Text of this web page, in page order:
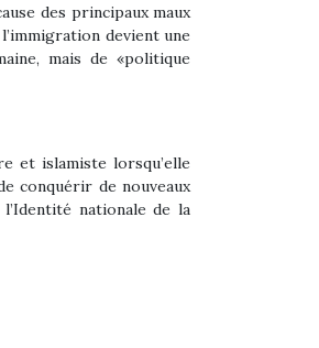
des principaux maux
devient une
mais de «politique
et islamiste lorsqu’elle
conquérir de nouveaux
nationale de la